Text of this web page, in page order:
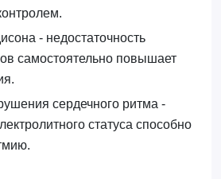
- недостаточность
самостоятельно повышает
сердечного ритма -
статуса способно